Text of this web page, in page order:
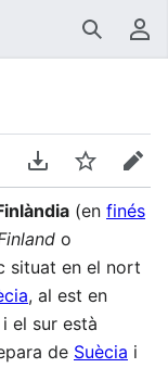
Buscar
Descarregar en
Vigilar
(en finés
o
situat en el nort
, al est en
el sur està
de Suècia i